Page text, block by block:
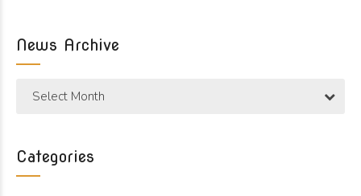
News Archive
Select Month
Categories